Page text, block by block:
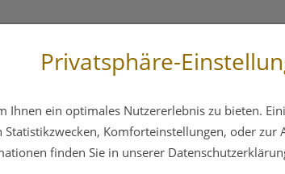
Hautpflege Familie
Privatsphäre-
Ihnen ein optimales Nutzererlebnis zu bieten.
Komforteinstellungen, oder zur
finden Sie in unserer